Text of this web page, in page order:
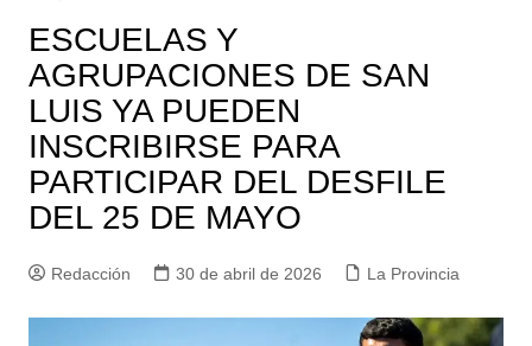
ESCUELAS Y
AGRUPACIONES DE SAN
LUIS YA PUEDEN
INSCRIBIRSE PARA
PARTICIPAR DEL DESFILE
DEL 25 DE MAYO
Redacción 30 de abril de 2026 La Provincia